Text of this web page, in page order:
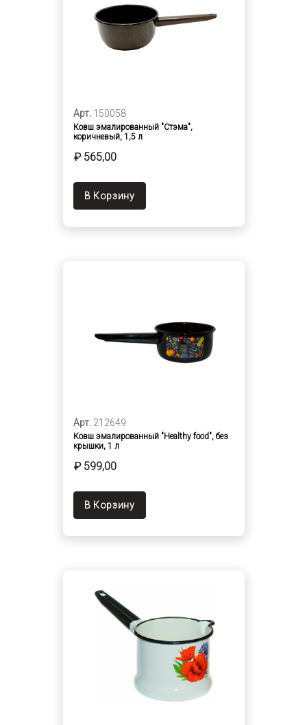
Арт. 150058
Ковш эмалированный "Стэма",
коричневый, 1,5 л
₽ 565,00
В Корзину
Арт. 212649
Ковш эмалированный "Healthy food", без
крышки, 1 л
₽ 599,00
В Корзину